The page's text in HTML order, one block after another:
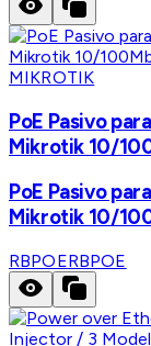
MIKROTIK
PoE Pasivo
Mikrotik 10/
PoE Pasivo
Mikrotik 10/
RBPOERBPOE